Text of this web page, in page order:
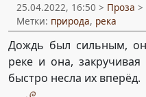
25.04.2022, 16:50 > Проза >
Метки: природа, река
Дождь был сильным,
реке и она,
быстро несла их вперёд.